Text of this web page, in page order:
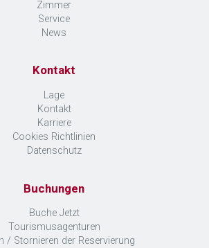
Zimmer
Service
News
Kontakt
Lage
Kontakt
Karriere
Cookies Richtlinien
Datenschutz
Buchungen
Buche Jetzt
Tourismusagenturen
/ Stornieren der Reservierung